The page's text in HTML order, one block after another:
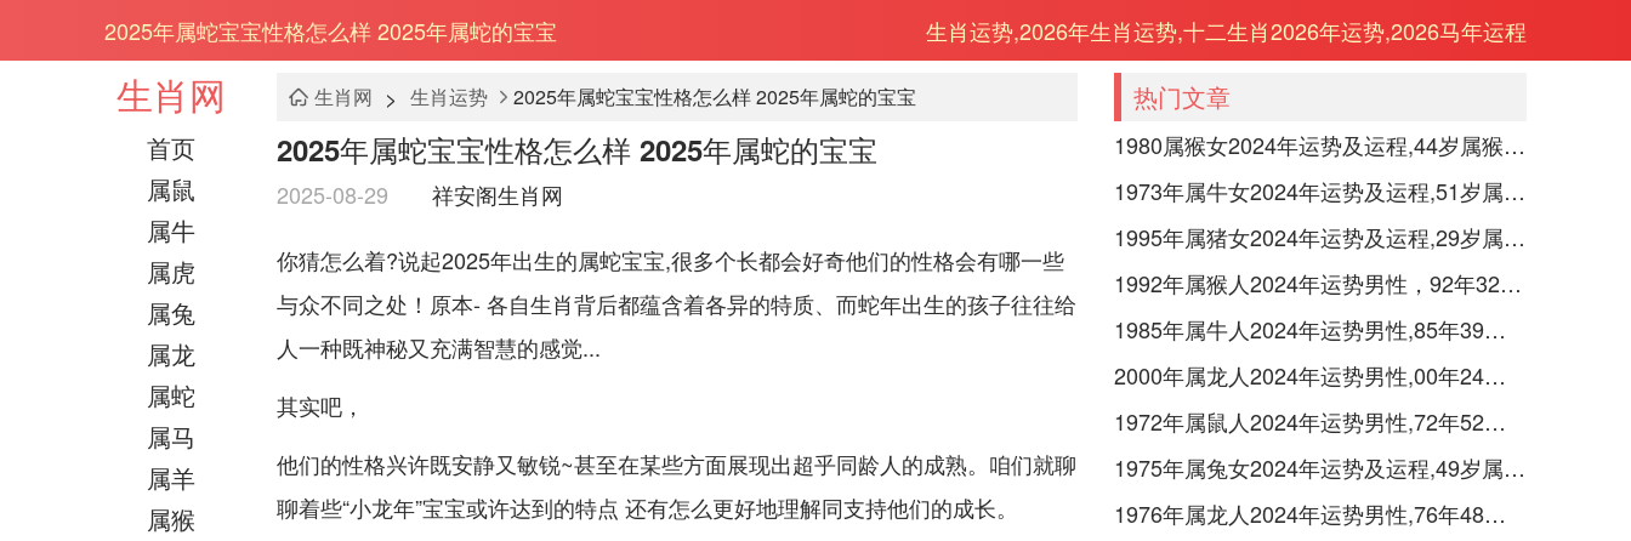
2025年属蛇宝宝性格怎么样 2025年属蛇的宝宝 生肖运势,2026年生肖运势,十二生肖2026年运势,2026马年运程
生肖网
首页
属鼠
属牛
属虎
属兔
属龙
属蛇
属马
属羊
属猴
生肖网 > 生肖运势 2025年属蛇宝宝性格怎么样 2025年属蛇的宝宝
2025年属蛇宝宝性格怎么样 2025年属蛇的宝宝
2025-08-29 祥安阁生肖网
你猜怎么着?说起2025年出生的属蛇宝宝,很多个长都会好奇他们的性格会有哪一些
与众不同之处！原本- 各自生肖背后都蕴含着各异的特质、而蛇年出生的孩子往往给
人一种既神秘又充满智慧的感觉...
其实吧，
他们的性格兴许既安静又敏锐~甚至在某些方面展现出超乎同龄人的成熟。咱们就聊
聊着些“小龙年”宝宝或许达到的特点 还有怎么更好地理解同支持他们的成长。
热门文章
1980属猴女2024年运势及运程,44岁属猴人2024全年每月运势女性如何
1973年属牛女2024年运势及运程,51岁属牛人2024全年每月运势女性如何
1995年属猪女2024年运势及运程,29岁属猪人2024全年每月运势女性如何
1992年属猴人2024年运势男性，92年32岁属猴男2024年每月运程怎么样
1985年属牛人2024年运势男性,85年39岁属牛男2024年每月运程怎么样
2000年属龙人2024年运势男性,00年24岁属龙男2024年每月运程怎么样
1972年属鼠人2024年运势男性,72年52岁属鼠男2024年每月运程怎么样
1975年属兔女2024年运势及运程,49岁属兔人2024全年每月运势女性如何
1976年属龙人2024年运势男性,76年48岁属龙男2024年每月运程怎么样